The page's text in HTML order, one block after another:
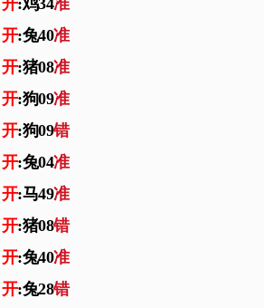
开:鸡34准
开:兔40准
开:猪08准
开:狗09准
开:狗09错
开:兔04准
开:马49准
开:猪08错
开:兔40准
开:兔28错